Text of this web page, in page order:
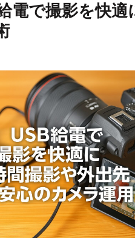
電で撮影を快適